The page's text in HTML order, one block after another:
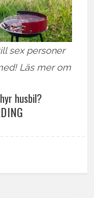
sex personer
Läs mer om
husbil?